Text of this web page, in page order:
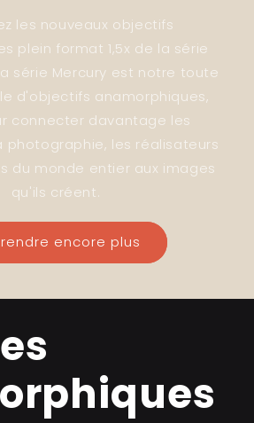
les nouveaux objectifs
plein format 1,5x de la série
série Mercury est notre toute
d'objectifs anamorphiques,
connecter davantage les
photographie, les réalisateurs
du monde entier aux images
qu'ils créent.
encore plus